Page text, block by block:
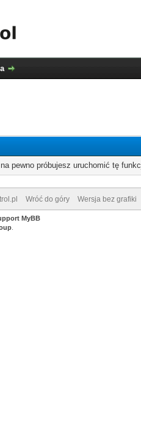
pewno próbujesz uruchomić tę
Wróć do góry Wersja bez grafiki
MyBB